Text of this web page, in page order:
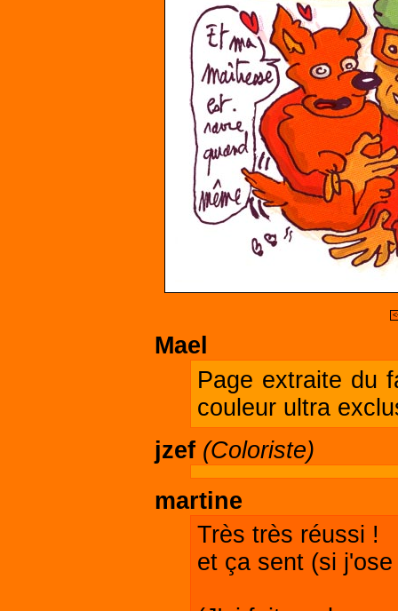
Mael
Page extraite du
couleur ultra
jzef (Coloriste)
martine
Très très réussi !
et ça sent (si